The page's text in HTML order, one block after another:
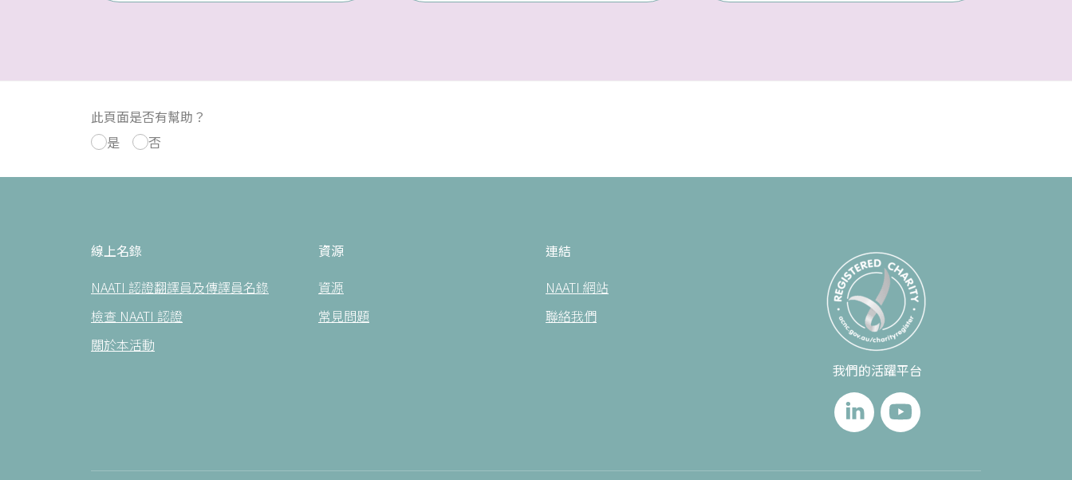
此頁面是否有幫助？
是
否
線上名錄
NAATI 認證翻譯員及傳譯員名錄
檢查 NAATI 認證
關於本活動
資源
資源
常見問題
連結
NAATI 網站
聯絡我們
我們的活躍平台